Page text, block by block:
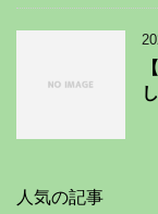
人気の記事